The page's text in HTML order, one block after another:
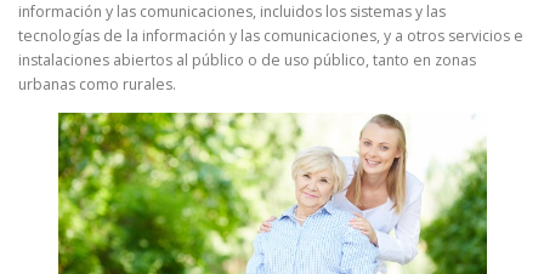
información y las comunicaciones, incluidos los sistemas y las
tecnologías de la información y las comunicaciones, y a otros servicios e
instalaciones abiertos al público o de uso público, tanto en zonas
urbanas como rurales.